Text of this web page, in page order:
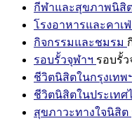
กีฬาและสุขภาพนิสิ
โรงอาหารและคาเฟ่
กิจกรรมและชมรม
รอบรั้วจุฬาฯ รอบรั้ว
ชีวิตนิสิตในกรุงเทพ
ชีวิตนิสิตในประเทศ
สุขภาวะทางใจนิสิต